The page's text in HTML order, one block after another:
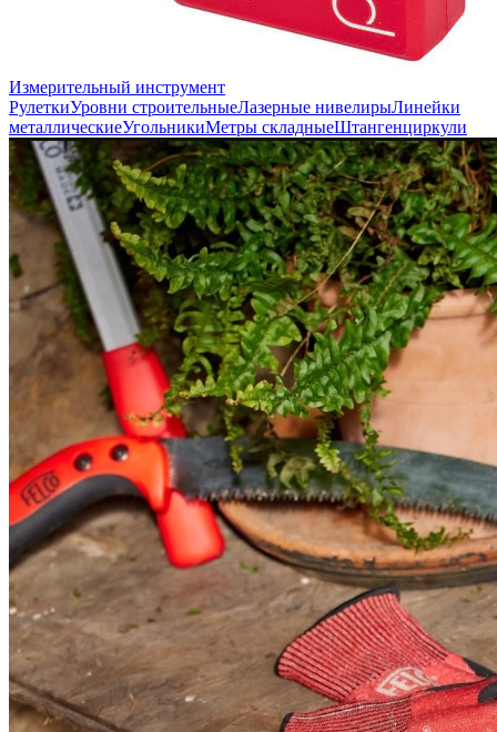
Измерительный инструмент
РулеткиУровни строительныеЛазерные нивелирыЛинейки
металлическиеУгольникиМетры складныеШтангенциркули